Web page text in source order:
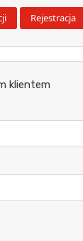
klientem